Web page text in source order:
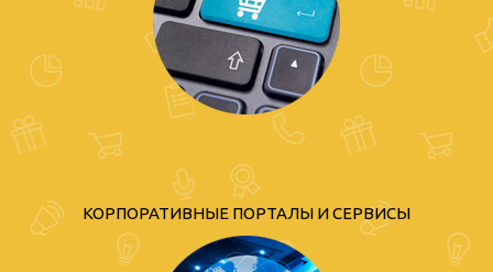
КОРПОРАТИВНЫЕ ПОРТАЛЫ И СЕРВИСЫ